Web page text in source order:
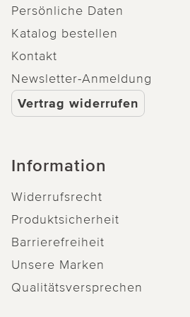
Persönliche Daten
Katalog bestellen
Kontakt
Newsletter-Anmeldung
Vertrag widerrufen
Information
Widerrufsrecht
Produktsicherheit
Barrierefreiheit
Unsere Marken
Qualitätsversprechen